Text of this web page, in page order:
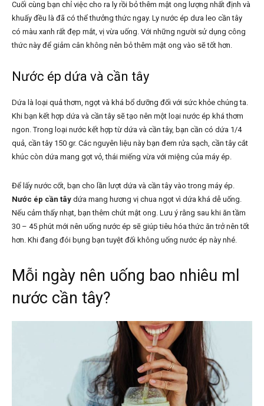
Cuối cùng bạn chỉ việc cho ra ly rồi bỏ thêm mật ong lượng nhất định và
khuấy đều là đã có thể thưởng thức ngay. Ly nước ép dưa leo cần tây
có màu xanh rất đẹp mắt, vị vừa uống. Với những người sử dụng công
thức này để giảm cân không nên bỏ thêm mật ong vào sẽ tốt hơn.
Nước ép dứa và cần tây
Dứa là loại quả thơm, ngọt và khá bổ dưỡng đối với sức khỏe chúng ta.
Khi bạn kết hợp dứa và cần tây sẽ tạo nên một loại nước ép khá thơm
ngon. Trong loại nước kết hợp từ dứa và cần tây, bạn cần có dứa 1/4
quả, cần tây 150 gr. Các nguyên liệu này bạn đem rửa sạch, cần tây cắt
khúc còn dứa mang gọt vỏ, thái miếng vừa với miệng của máy ép.
Để lấy nước cốt, bạn cho lần lượt dứa và cần tây vào trong máy ép.
Nước ép cần tây dứa mang hương vị chua ngọt vì dứa khá dễ uống.
Nếu cảm thấy nhạt, bạn thêm chút mật ong. Lưu ý rằng sau khi ăn tầm
30 – 45 phút mới nên uống nước ép sẽ giúp tiêu hóa thức ăn trở nên tốt
hơn. Khi đang đói bụng bạn tuyệt đối không uống nước ép này nhé.
Mỗi ngày nên uống bao nhiêu ml
nước cần tây?